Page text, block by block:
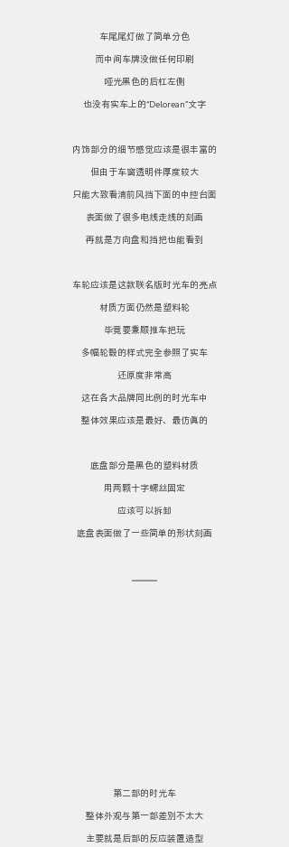
车尾尾灯做了简单分色
而中间车牌没做任何印刷
哑光黑色的后杠左侧
也没有实车上的“Delorean”文字
内饰部分的细节感觉应该是很丰富的
但由于车窗透明件厚度较大
只能大致看清前风挡下面的中控台面
表面做了很多电线走线的刻画
再就是方向盘和挡把也能看到
车轮应该是这款联名版时光车的亮点
材质方面仍然是塑料轮
毕竟要兼顾推车把玩
多幅轮毂的样式完全参照了实车
还原度非常高
这在各大品牌同比例的时光车中
整体效果应该是最好、最仿真的
底盘部分是黑色的塑料材质
用两颗十字螺丝固定
应该可以拆卸
底盘表面做了一些简单的形状刻画
第二部的时光车
整体外观与第一部差别不太大
主要就是后部的反应装置造型